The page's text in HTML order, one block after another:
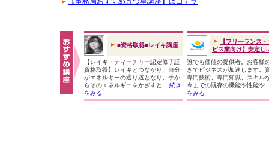
■資格取得■レイキ講座
【レイキ・ティーチャー認定修了証
資格取得】レイキとつながり、自分
がエネルギーの通り道となり、手か
らそのエネルギーをかざすと
...続き
をみる
【フリーランス
ビス業向け】安定し
誰でも価値の提供者。お客様
きでビジネスが加速します。
専門技術、専門知識、スキル
今までの既存の機能や性能や
をみる